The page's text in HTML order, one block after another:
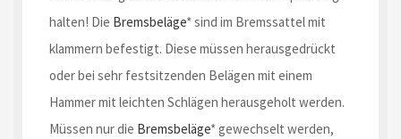
halten! Die Bremsbeläge* sind im Bremssattel mit
klammern befestigt. Diese müssen herausgedrückt
oder bei sehr festsitzenden Belägen mit einem
Hammer mit leichten Schlägen herausgeholt werden.
Müssen nur die Bremsbeläge* gewechselt werden,